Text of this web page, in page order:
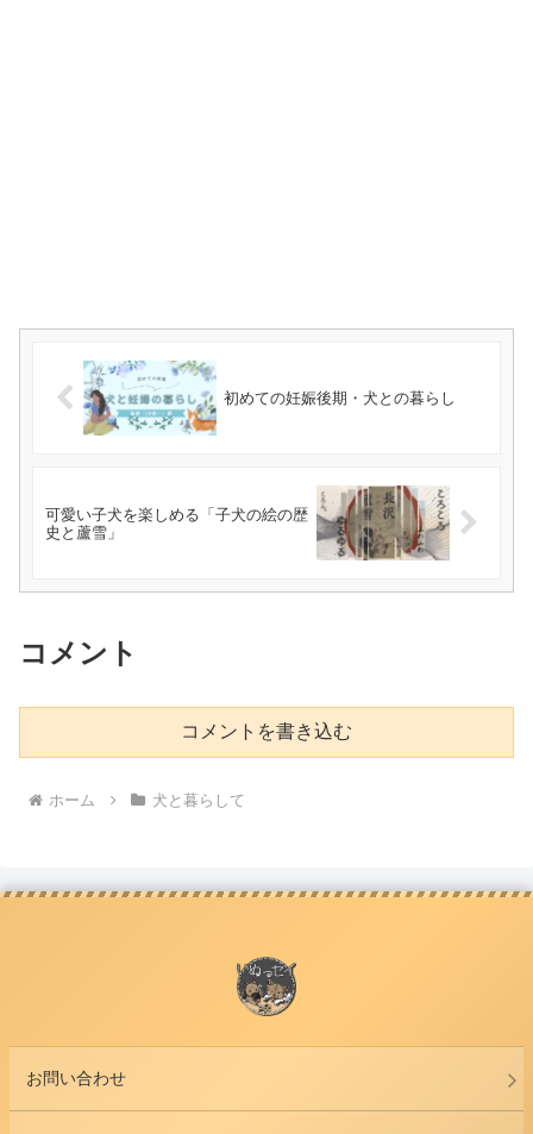
初めての妊娠後期・犬との暮らし
可愛い子犬を楽しめる「子犬の絵の歴
史と蘆雪」
コメント
コメントを書き込む
ホーム 犬と暮らして
お問い合わせ